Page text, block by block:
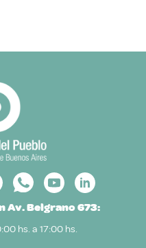
Av. Belgrano 673:
hs. a 17:00 hs.